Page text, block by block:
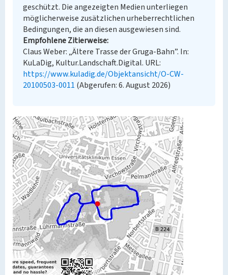
geschützt. Die angezeigten Medien unterliegen
möglicherweise zusätzlichen urheberrechtlichen
Bedingungen, die an diesen ausgewiesen sind.
Empfohlene Zitierweise
Claus Weber: „Ältere Trasse der Gruga-Bahn”. In:
KuLaDig, Kultur.Landschaft.Digital. URL:
https://www.kuladig.de/Objektansicht/O-CW-
20100503-0011 (Abgerufen: 6. August 2026)